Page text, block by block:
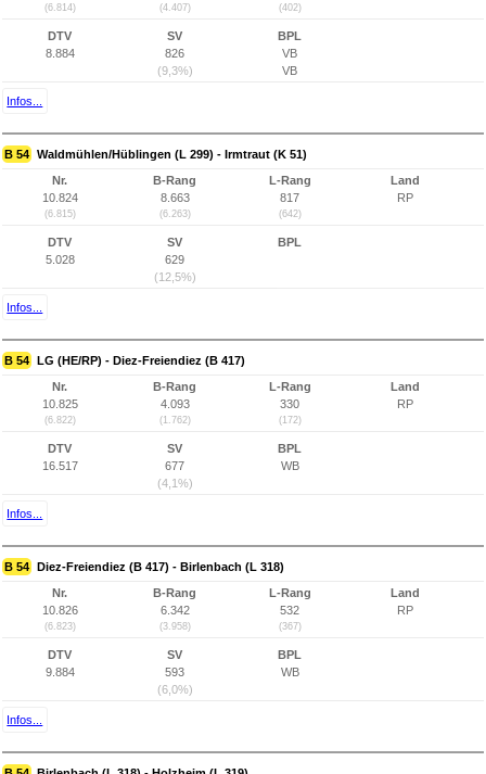
(6.814) (4.407) (402)
DTV
8.884
SV
826
(9,3%)
BPL
VB
VB
Infos...
B 54 Waldmühlen/Hüblingen (L 299) - Irmtraut (K 51)
Nr.
10.824
(6.815)
B-Rang
8.663
(6.263)
L-Rang
817
(642)
Land
RP
DTV
5.028
SV
629
(12,5%)
BPL
Infos...
B 54 LG (HE/RP) - Diez-Freiendiez (B 417)
Nr.
10.825
(6.822)
B-Rang
4.093
(1.762)
L-Rang
330
(172)
Land
RP
DTV
16.517
SV
677
(4,1%)
BPL
WB
Infos...
B 54 Diez-Freiendiez (B 417) - Birlenbach (L 318)
Nr.
10.826
(6.823)
B-Rang
6.342
(3.958)
L-Rang
532
(367)
Land
RP
DTV
9.884
SV
593
(6,0%)
BPL
WB
Infos...